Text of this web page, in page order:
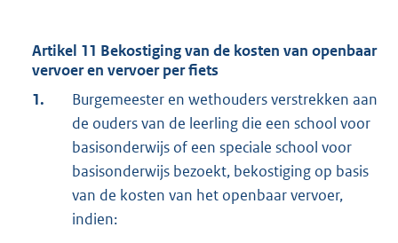
Artikel 11 Bekostiging van de kosten van openbaar
vervoer en vervoer per fiets
1.
Burgemeester en wethouders verstrekken aan
de ouders van de leerling die een school voor
basisonderwijs of een speciale school voor
basisonderwijs bezoekt, bekostiging op basis
van de kosten van het openbaar vervoer,
indien: